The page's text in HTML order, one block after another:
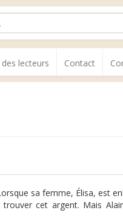
des lecteurs Contact
sa femme, Élisa, est
cet argent. Mais